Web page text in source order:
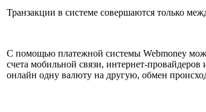
Транзакции в системе совершаются только
С помощью платежной системы Webmoney
счета мобильной связи, интернет-
онлайн одну валюту на другую, обмен